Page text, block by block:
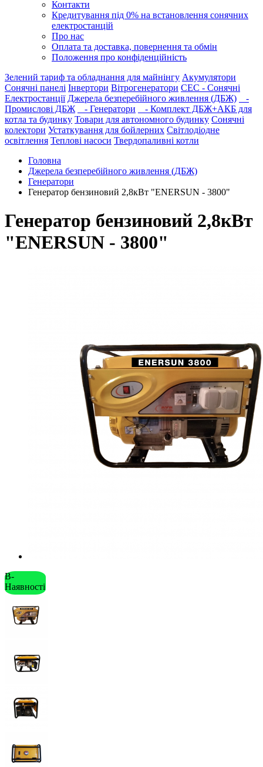
Контакти
Кредитування під 0% на встановлення сонячних
електростанцій
Про нас
Оплата та доставка, повернення та обмін
Положення про конфіденційність
Зелений тариф та обладнання для майнінгу Акумулятори
Сонячні панелі Інвертори Вітрогенератори СЕС - Сонячні
Електростанції Джерела безперебійного живлення (ДБЖ)
-
Промислові ДБЖ
- Генератори
- Комплект ДБЖ+АКБ для
котла та будинку Товари для автономного будинку Сонячні
колектори Устаткування для бойлерних Світлодіодне
освітлення Теплові насоси Твердопаливні котли
Головна
Джерела безперебійного живлення (ДБЖ)
Генератори
Генератор бензиновий 2,8кВт "ENERSUN - 3800"
Генератор бензиновий 2,8кВт
"ENERSUN - 3800"
В-
Наявності